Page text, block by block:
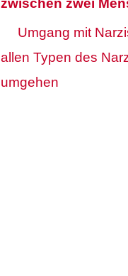
zwischen zwei
Umgang mit
allen Typen des
umgehen